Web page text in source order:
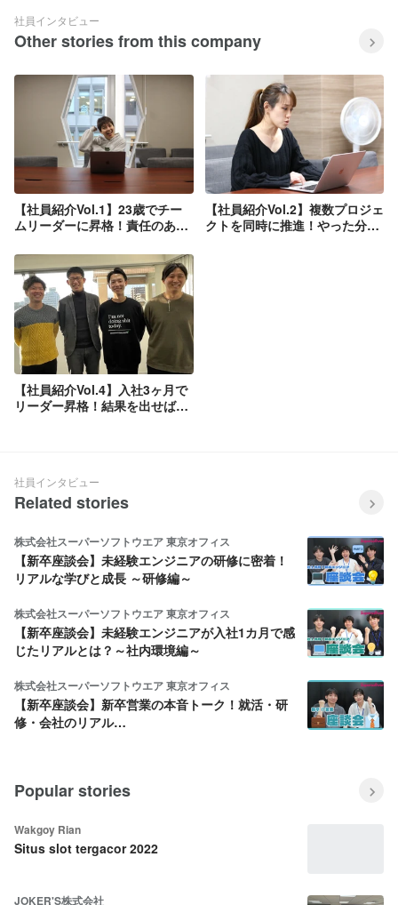
社員インタビュー
Other stories from this company
【社員紹介Vol.1】23歳でチー
ムリーダーに昇格！責任のある
ー
【社員紹介Vol.2】複数プロジェ
クトを同時に推進！やった分だ
【社員紹介Vol.4】入社3ヶ月で
リーダー昇格！結果を出せば評
社員インタビュー
Related stories
株式会社スーパーソフトウエア 東京オフィス
【新卒座談会】未経験エンジニアの研修に密着！
リアルな学びと成長 ～研修編～
株式会社スーパーソフトウエア 東京オフィス
【新卒座談会】未経験エンジニアが入社1カ月で感
じたリアルとは？～社内環境編～
株式会社スーパーソフトウエア 東京オフィス
【新卒座談会】新卒営業の本音トーク！就活・研
修・会社のリアル…
Popular stories
Wakgoy Rian
Situs slot tergacor 2022
JOKER'S株式会社